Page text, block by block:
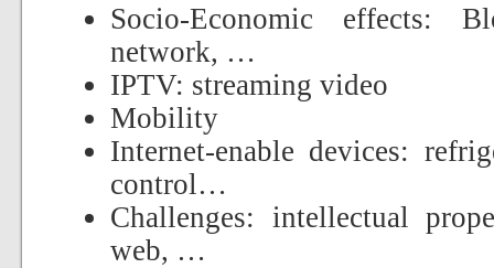
Socio-Economic effects:
network, …
IPTV: streaming video
Mobility
Internet-enable devices:
control…
Challenges: intellectual
web, …